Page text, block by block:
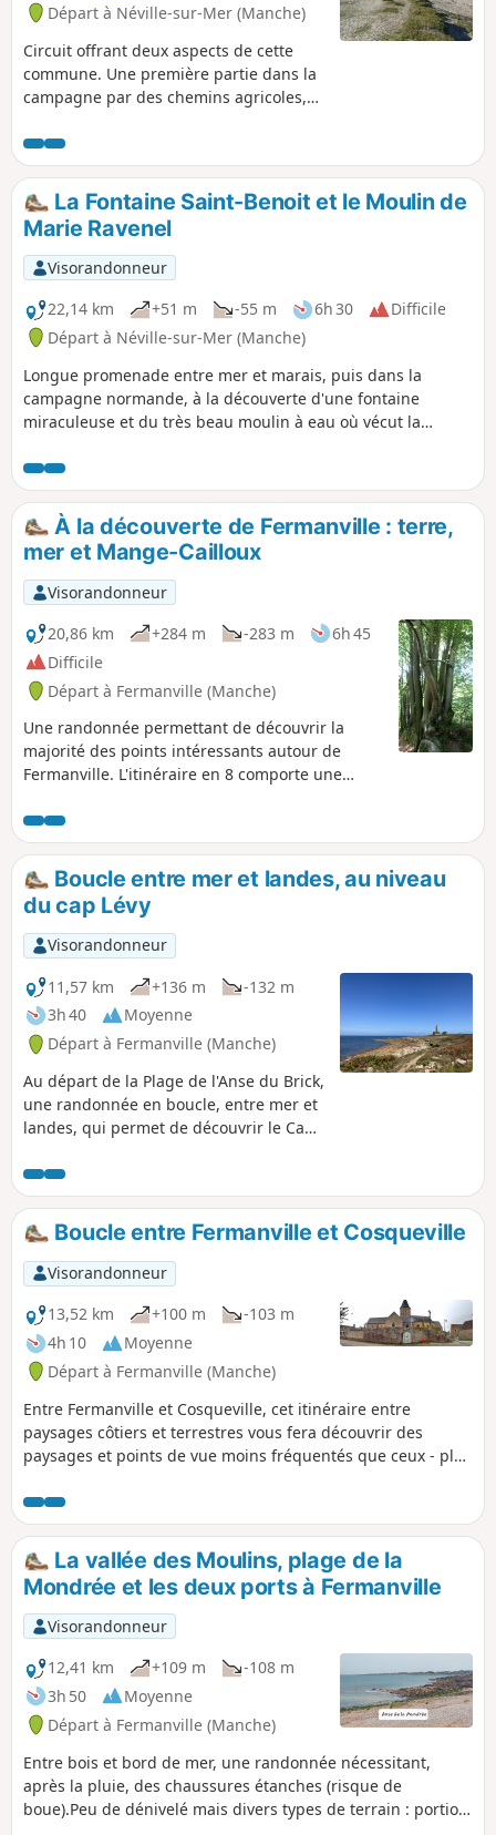
Départ à Néville-sur-Mer (Manche)
Circuit offrant deux aspects de cette
commune. Une première partie dans la
campagne par des chemins agricoles,
par le Manoir d’Imbranville et l’église de
Gouberville. Une seconde partie en bord
de mer où de nombreux blockhaus
ponctuent le sentier côtier.
La Fontaine Saint-Benoit et le Moulin de
Marie Ravenel
Visorandonneur
22,14 km
+51 m -55 m 6h 30
Difficile
Départ à Néville-sur-Mer (Manche)
Longue promenade entre mer et marais, puis dans la
campagne normande, à la découverte d'une fontaine
miraculeuse et du très beau moulin à eau où vécut la
À la découverte de Fermanville : terre,
mer et Mange-Cailloux
Visorandonneur
20,86 km
+284 m -283 m
6h 45
Difficile
Départ à Fermanville (Manche)
Une randonnée permettant de découvrir la
majorité des points intéressants autour de
Fermanville. L'itinéraire en 8 comporte une
Boucle entre mer et landes, au niveau
du cap Lévy
Visorandonneur
11,57 km
+136 m
-132 m
3h 40
Moyenne
Départ à Fermanville (Manche)
Au départ de la Plage de l'Anse du Brick,
une randonnée en boucle, entre mer et
landes, qui permet de découvrir le Cap
et la Plage de la Mondrée. Le retour par
les hauteurs de Fermanville offre de
magnifiques points de vue sur le cap,
l'Anse du Brick et même le port de
Cherbourg.
Boucle entre Fermanville et Cosqueville
Visorandonneur
13,52 km
+100 m
-103 m
4h 10
Moyenne
Départ à Fermanville (Manche)
Entre Fermanville et Cosqueville, cet itinéraire entre
paysages côtiers et terrestres vous fera découvrir des
paysages et points de vue moins fréquentés que ceux - plus
entre les deux ports de Fermanville (Lévy et Pignot).
La vallée des Moulins, plage de la
Mondrée et les deux ports à Fermanville
Visorandonneur
12,41 km
+109 m
-108 m
3h 50
Moyenne
Départ à Fermanville (Manche)
Entre bois et bord de mer, une randonnée nécessitant,
après la pluie, des chaussures étanches (risque de
boue).Peu de dénivelé mais divers types de terrain : portion